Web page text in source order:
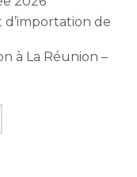
de
à La Réunion –